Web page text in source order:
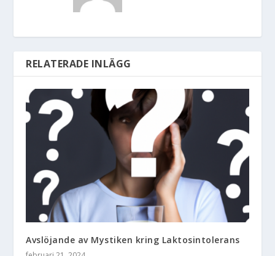
RELATERADE INLÄGG
Avslöjande av Mystiken kring Laktosintolerans